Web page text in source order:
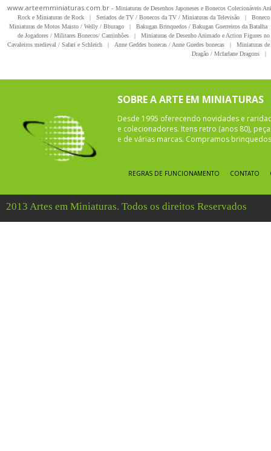
www.arteemminiaturas.com.br - Miniaturas de Desenhos Japoneses e Bonecos Colecionáveis
Rock e Miniaturas de Rock
| Seriados de TV / Bonecos da TV / Miniaturas da Televisão |
Miniaturas de Motos Maisto / Welly / Bburago
| Bakugan Brinquedos / Bakugan Guerreiros da Batalha
de Jogadores / Militares Bonecos/ Caminhões
|
Miniaturas de Desenho Animado e Action Figures
Cavaleiros medieval / Safari e Schleich
| Anne Geddes bonecas / Anne Guedes bonecas |
Miniaturas
Dragão / Mcfarlane Dragons
|
SOBRE A ARTE EM MINIATURAS
Desde 1995 oferecendo novidades e
e colecionadores. Itens retro (anos 80),
e de várias marcas. Compramos
REGRAS DE FUNCIONAMENTO CONTATO
2013 Artes em Miniaturas. Todos os direitos Reservados